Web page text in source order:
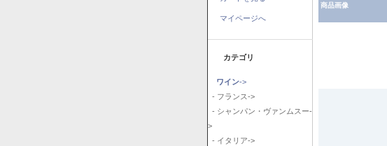
マイページへ
カテゴリ
ワイン->
- フランス->
- シャンパン・ヴァンムスー-
>
- イタリア->
商品画像